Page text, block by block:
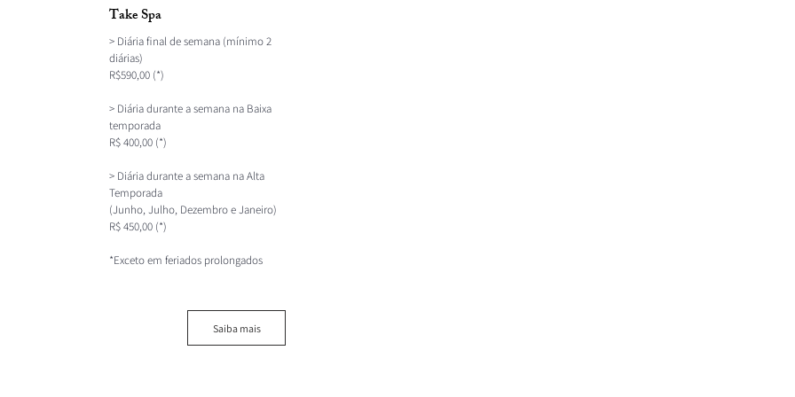
Take Spa
> Diária final de semana (mínimo 2
diárias)
R$590,00 (*)
> Diária durante a semana na Baixa
temporada
R$ 400,00 (*)
> Diária durante a semana na Alta
Temporada
(Junho, Julho, Dezembro e Janeiro)
R$ 450,00 (*)
*Exceto em feriados prolongados
Saiba mais